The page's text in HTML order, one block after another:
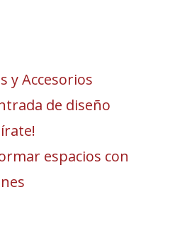
y Accesorios
de diseño
espacios con